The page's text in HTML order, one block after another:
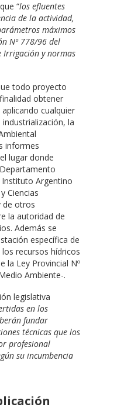
“los efluentes
de la actividad,
máximos
Nº 778/96 del
Irrigación y normas
todo proyecto
obtener
cualquier
la
informes
lugar donde
Argentino
Ciencias
de otros
la autoridad de
Además se
específica de
recursos hídricos
la Ley Provincial Nº
Ambiente-.
legislativa
en los
fundar
técnicas que los
profesional
su incumbencia